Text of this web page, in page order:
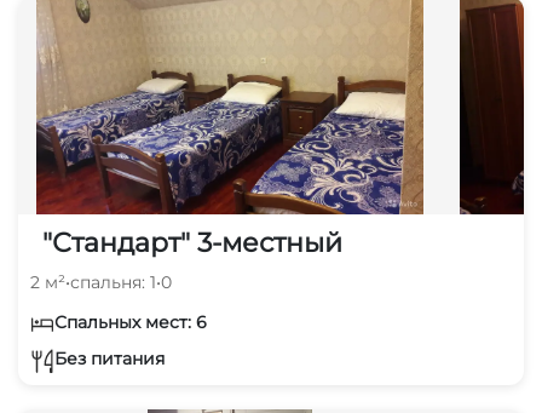
"Стандарт" 3-местный
2 м²•спальня: 1•0
Спальных мест: 6
Без питания